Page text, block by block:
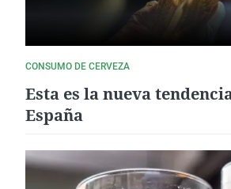
CONSUMO DE CERVEZA
Esta es la nueva
España